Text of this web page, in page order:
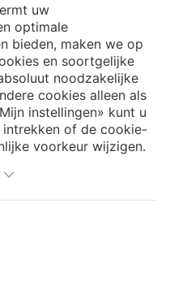
uw
optimale
bieden, maken we op
en soortgelijke
noodzakelijke
cookies alleen als
instellingen» kunt u
of de cookie-
voorkeur wijzigen.